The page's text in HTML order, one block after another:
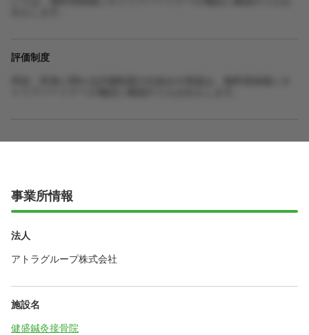
評価制度
事業所情報
法人
アトラグループ株式会社
施設名
健盛鍼灸接骨院